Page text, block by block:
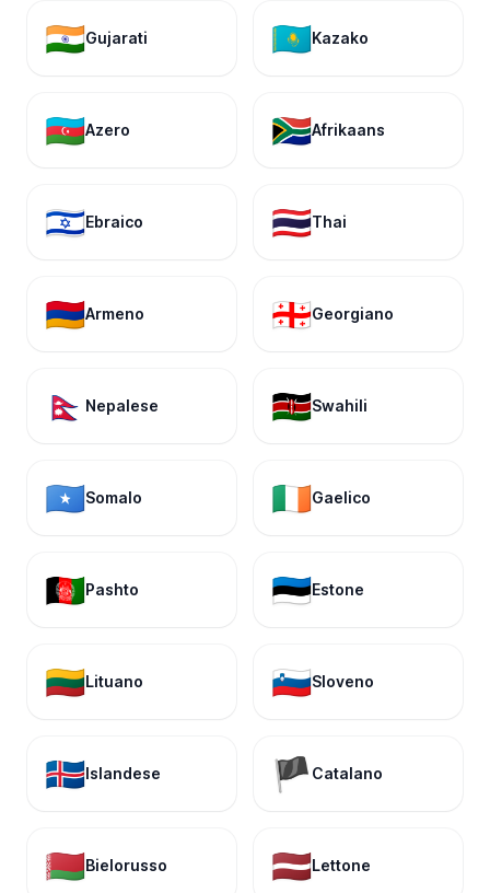
🇮🇳Gujarati 🇰🇿Kazako
🇦🇿Azero 🇿🇦Afrikaans
🇮🇱Ebraico 🇹🇭Thai
🇦🇲Armeno 🇬🇪Georgiano
🇳🇵 Nepalese 🇰🇪Swahili
🇸🇴Somalo 🇮🇪Gaelico
🇦🇫Pashto 🇪🇪Estone
🇱🇹Lituano 🇸🇮Sloveno
🇮🇸Islandese 🏴 Catalano
🇧🇾Bielorusso 🇱🇻Lettone